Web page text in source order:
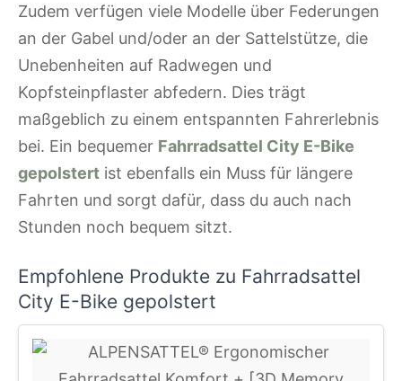
Zudem verfügen viele Modelle über Federungen
an der Gabel und/oder an der Sattelstütze, die
Unebenheiten auf Radwegen und
Kopfsteinpflaster abfedern. Dies trägt
maßgeblich zu einem entspannten Fahrerlebnis
bei. Ein bequemer Fahrradsattel City E-Bike
gepolstert ist ebenfalls ein Muss für längere
Fahrten und sorgt dafür, dass du auch nach
Stunden noch bequem sitzt.
Empfohlene Produkte zu Fahrradsattel
City E-Bike gepolstert